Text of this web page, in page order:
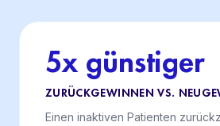
5x günstiger
ZURÜCKGEWINNEN VS.
Einen inaktiven Patienten